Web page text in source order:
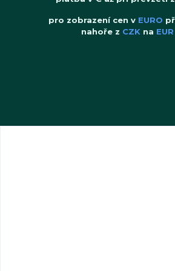
pro zobrazení cen v EURO
nahoře z CZK na EUR